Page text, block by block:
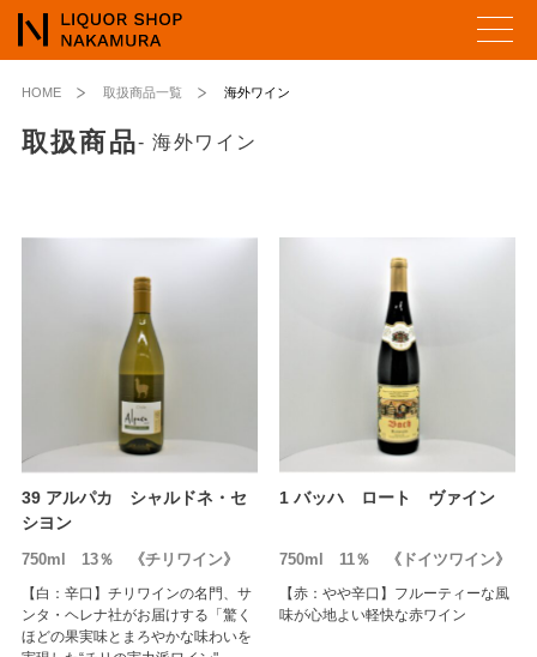
HOME 取扱商品一覧 海外ワイン
取扱商品- 海外ワイン
39 アルパカ シャルドネ・セ
シヨン
750ml 13％ 《チリワイン》
【白：辛口】チリワインの名門、サ
ンタ・ヘレナ社がお届けする「驚く
ほどの果実味とまろやかな味わいを
1 バッハ ロート ヴァイン
750ml 11％ 《ドイツワイン》
【赤：やや辛口】フルーティーな風
味が心地よい軽快な赤ワイン